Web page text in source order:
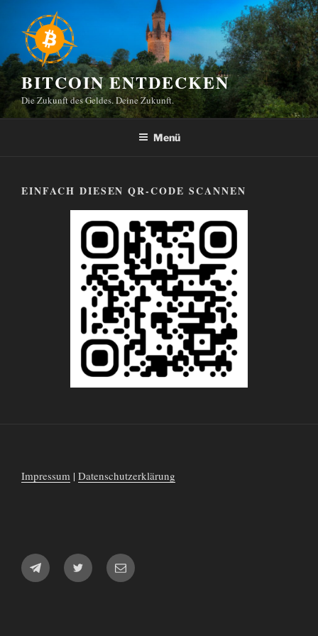
springen
BITCOIN ENTDECKEN
Die Zukunft des Geldes. Deine Zukunft.
Menü
EINFACH DIESEN QR-CODE SCANNEN
Impressum | Datenschutzerklärung
Telegram Twitter
E-
Mail